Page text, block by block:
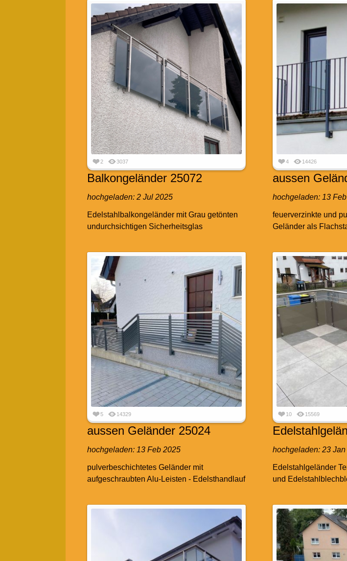
2 3037
Balkongeländer 25072
hochgeladen: 2 Jul 2025
Edelstahlbalkongeländer mit Grau getönten
undurchsichtigen Sicherheitsglas
4 14426
aussen
hochgeladen: 13
feuerverzinkte und
Geländer als
5 14329
aussen Geländer 25024
hochgeladen: 13 Feb 2025
pulverbeschichtetes Geländer mit
aufgeschraubten Alu-Leisten - Edelsthandlauf
10 15569
hochgeladen: 23
Edelstahlgeländer
und